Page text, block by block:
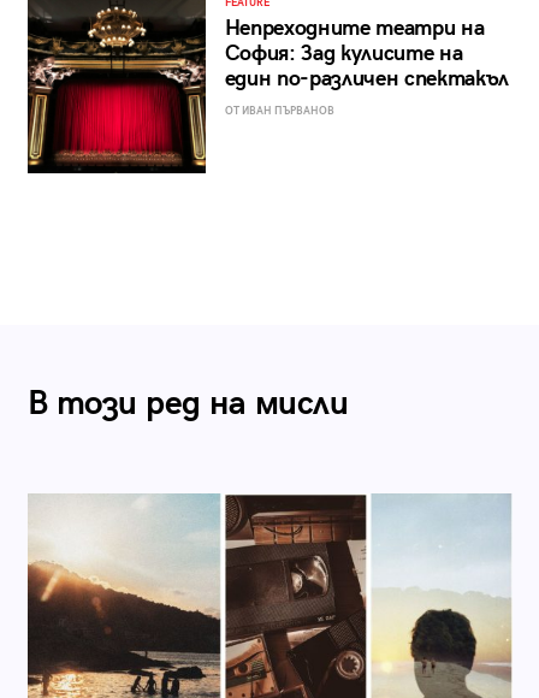
FEATURE
Непреходните театри на
София: Зад кулисите на
един по-различен спектакъл
ОТ ИВАН ПЪРВАНОВ
В този ред на мисли